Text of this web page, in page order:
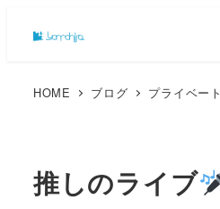
HOME ブログ プライベート
推しのライブ